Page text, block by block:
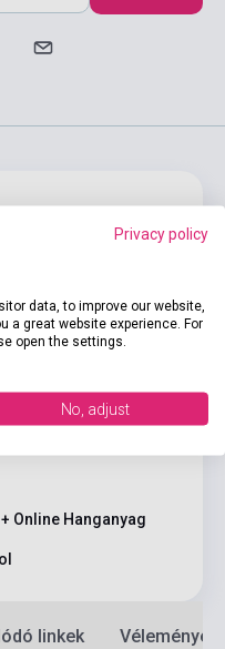
Garcia Jerez
Online Hanganyag
linkek Vélemények
Privacy policy
data, to improve our website,
a great website experience. For
open the settings.
No, adjust